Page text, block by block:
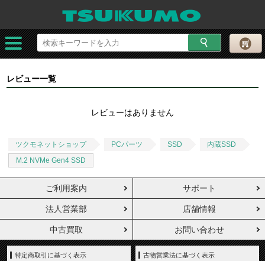
レビュー一覧
レビューはありません
ツクモネットショップ PCパーツ SSD
内蔵SSD
M.2 NVMe Gen4 SSD
ご利用案内 サポート
法人営業部 店舗情報
中古買取 お問い合わせ
特定商取引に基づく表示 古物営業法に基づく表示